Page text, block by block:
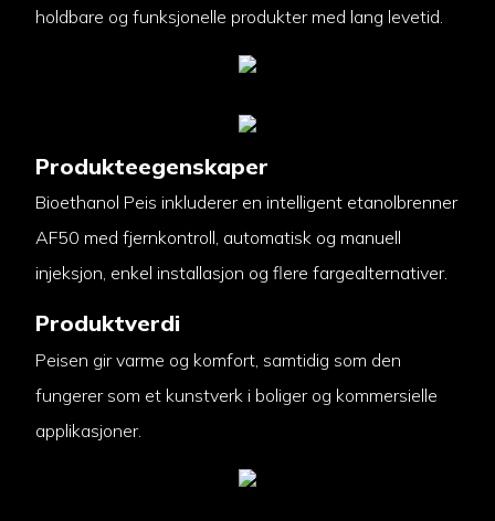
holdbare og funksjonelle produkter med lang levetid.
Produkteegenskaper
Bioethanol Peis inkluderer en intelligent etanolbrenner
AF50 med fjernkontroll, automatisk og manuell
injeksjon, enkel installasjon og flere fargealternativer.
Produktverdi
Peisen gir varme og komfort, samtidig som den
fungerer som et kunstverk i boliger og kommersielle
applikasjoner.